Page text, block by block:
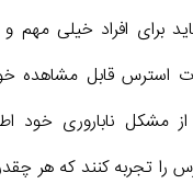
برای افراد خیلی مهم
استرس قابل مشاهده
مشکل ناباروری خود
تجربه کنند که هر